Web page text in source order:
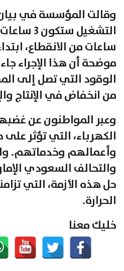
وقالت المؤسسة في
ساعات من الانقطاع،
موضحة أن هذا الإجراء
الوقود التي تصل إلى
من انخفاض في الإنتاج
وعبر المواطنون عن
الكهرباء، التي تؤثر
وأعمالهم وخدماتهم.
والتحالف السعودي
حل هذه الأزمة، التي
الحرارة.
خليك معنا